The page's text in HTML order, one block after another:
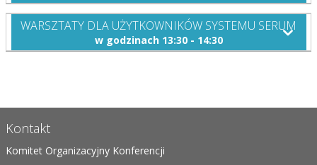
WARSZTATY DLA UŻYTKOWNIKÓW SYSTEMU SERUM
w godzinach 13:30 - 14:30
Kontakt
Komitet Organizacyjny Konferencji